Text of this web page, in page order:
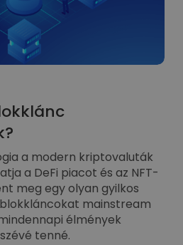
a modern kriptovaluták
a DeFi piacot és az NFT-
meg egy olyan gyilkos
mainstream
élmények
tenné.